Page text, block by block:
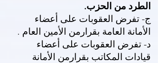
الطرد من الحزب.
ج- تفرض العقوبات على أعضاء
الأمانة العامة بقرارمن الأمين العام .
د- تفرض العقوبات على أعضاء
قيادات المكاتب بقرارمن الأمانة